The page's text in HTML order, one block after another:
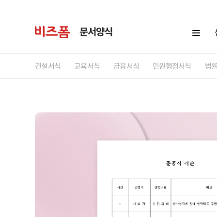
문서양식
건설서식 교육서식 금융서식 민원행정서식 법